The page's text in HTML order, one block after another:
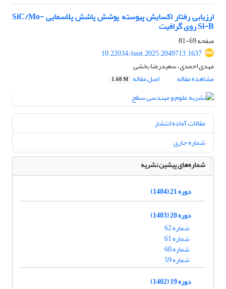
ارزیابی رفتار اکسایش پیوسته پوشش پاشش پلاسمایی SiC/Mo-
Si-B روی گرافیت
صفحه69-81
10.22034/issst.2025.2049713.1637
مهدی احمدی، سعیدرضا بخشی
مشاهده مقاله
اصل مقاله 1.68 M
مقالات آماده انتشار
شماره جاری
شماره‌های پیشین نشریه
دوره 21 (1404)
دوره 20 (1403)
شماره 62
شماره 61
شماره 60
شماره 59
دوره 19 (1402)